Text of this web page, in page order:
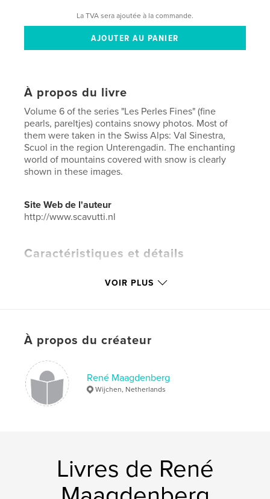
La TVA sera ajoutée à la commande.
À propos du livre
Volume 6 of the series "Les Perles Fines" (fine
pearls, pareltjes) contains snowy photos. Most of
them were taken in the Swiss Alps: Val Sinestra,
Scuol in the region Unterengadin. The enchanting
world of mountains covered with snow is clearly
shown in these images.
Site Web de l'auteur
http://www.scavutti.nl
Caractéristiques et détails
LangueDutch
Val Sinestra , mountain , snow
Unterengadin
VOIR PLUS
À propos du créateur
René Maagdenberg
Wijchen, Netherlands
Livres de René